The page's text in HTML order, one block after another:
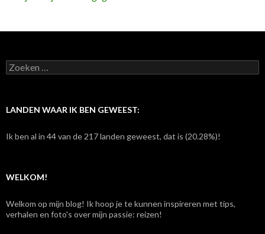
Z
o
e
a
LANDEN WAAR IK BEN GEWEEST:
Ik ben al in 44 van de 217 landen geweest, dat is (20.28%)!
WELKOM!
Welkom op mijn blog! Ik hoop je te kunnen inspireren met tips,
verhalen en foto's over mijn passie: reizen!